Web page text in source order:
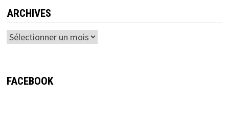
ARCHIVES
Archives
FACEBOOK